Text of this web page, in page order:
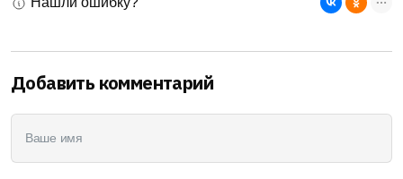
Добавить комментарий